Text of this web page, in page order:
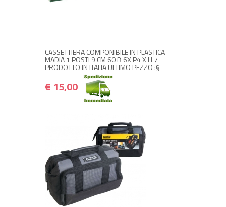
CASSETTIERA COMPONIBILE IN PLASTICA
MADIA 1 POSTI 9 CM 60 B 6X P4 X H 7
PRODOTTO IN ITALIA ULTIMO PEZZO :§
€ 15,00
+ ACQUISTA